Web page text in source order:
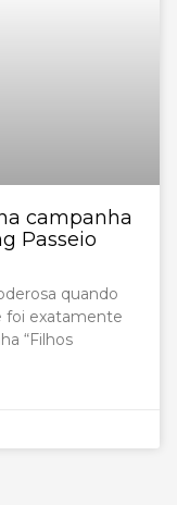
campanha
Passeio
quando
foi exatamente
“Filhos